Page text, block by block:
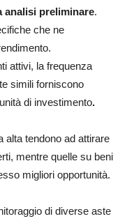
analisi preliminare.
che ne
attivi, la frequenza
simili forniscono
di investimento.
alta tendono ad attirare
mentre quelle su beni
migliori opportunità.
di diverse aste